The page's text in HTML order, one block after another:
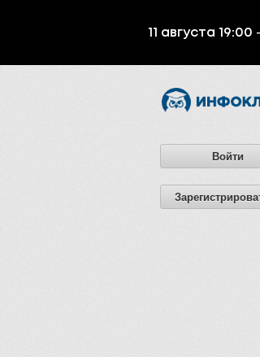
11 августа 19:00
Войти